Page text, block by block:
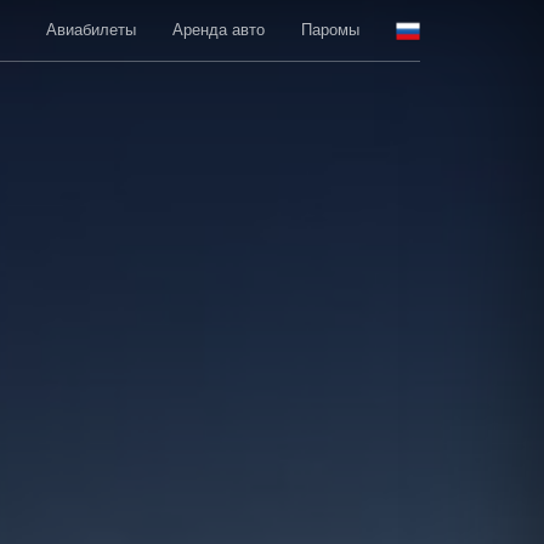
Авиабилеты Аренда авто Паромы